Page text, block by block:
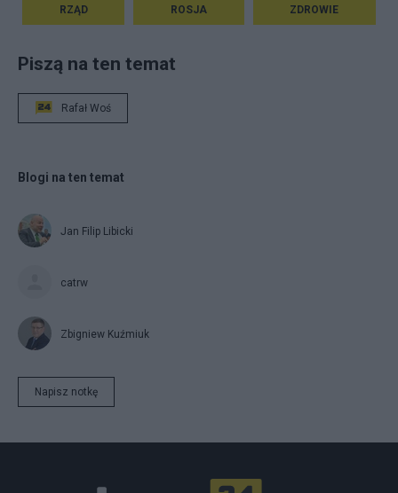
RZĄD ROSJA ZDROWIE
Piszą na ten temat
Rafał Woś
Blogi na ten temat
Jan Filip Libicki
catrw
Zbigniew Kuźmiuk
Napisz notkę